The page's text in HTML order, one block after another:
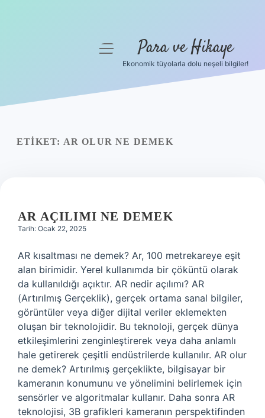
Yasal Uyarı
menüyü
Para ve Hikaye
Ekonomik tüyolarla dolu neşeli bilgiler!
ETIKET: AR OLUR NE DEMEK
AR AÇILIMI NE DEMEK
Tarih: Ocak 22, 2025
AR kısaltması ne demek? Ar, 100 metrekareye eşit
alan birimidir. Yerel kullanımda bir çöküntü olarak
da kullanıldığı açıktır. AR nedir açılımı? AR
(Artırılmış Gerçeklik), gerçek ortama sanal bilgiler,
görüntüler veya diğer dijital veriler eklemekten
oluşan bir teknolojidir. Bu teknoloji, gerçek dünya
etkileşimlerini zenginleştirerek veya daha anlamlı
hale getirerek çeşitli endüstrilerde kullanılır. AR olur
ne demek? Artırılmış gerçeklikte, bilgisayar bir
kameranın konumunu ve yönelimini belirlemek için
sensörler ve algoritmalar kullanır. Daha sonra AR
teknolojisi, 3B grafikleri kameranın perspektifinden